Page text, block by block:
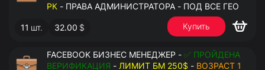
РК - ПРАВА АДМИНИСТРАТОРА - ПОД ВСЕ ГЕО
11 шт. 32.00 $ Купить
FACEBOOK БИЗНЕС МЕНЕДЖЕР - ✅ ПРОЙДЕНА
ВЕРИФИКАЦИЯ - ЛИМИТ БМ 250$ - ВОЗРАСТ 1